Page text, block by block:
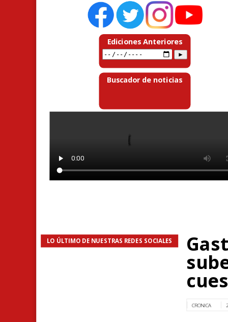
Ediciones Anteriores
Buscador de noticias
LO ÚLTIMO DE NUESTRAS REDES SOCIALES
CRONICA